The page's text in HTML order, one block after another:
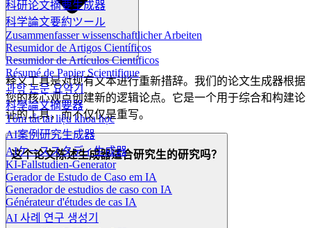
科研论文摘要生成器
科学論文要約ツール
Zusammenfasser wissenschaftlicher Arbeiten
Resumidor de Artigos Científicos
Resumidor de Artículos Científicos
Résumé de Papier Scientifique
과학 논문 요약기
科學論文摘要器
Tóm tắt tài liệu khoa học
AI案例研究生成器
AIケーススタディ生成器
KI-Fallstudien-Generator
Gerador de Estudo de Caso em IA
Generador de estudios de caso con IA
Générateur d'études de cas IA
AI 사례 연구 생성기
释义工具是对现有文本进行重新措辞。我们的论文生成器根据
您的核心观点创建新的逻辑论点。它是一个用于综合和构建论
证的工具，而不仅仅是重写。
这个论文陈述生成器适合研究生的研究吗？